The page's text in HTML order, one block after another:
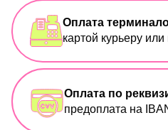
Оплата
картой курьеру
Оплата по
предоплата на